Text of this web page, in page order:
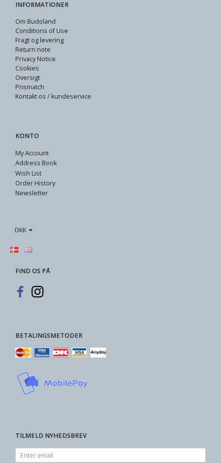
INFORMATIONER
Om Budoland
Conditions of Use
Fragt og levering
Return note
Privacy Notice
Cookies
Oversigt
Prismatch
Kontakt os / kundeservice
KONTO
My Account
Address Book
Wish List
Order History
Newsletter
DKK
FIND OS PÅ
BETALINGSMETODER
TILMELD NYHEDSBREV
Enter
email